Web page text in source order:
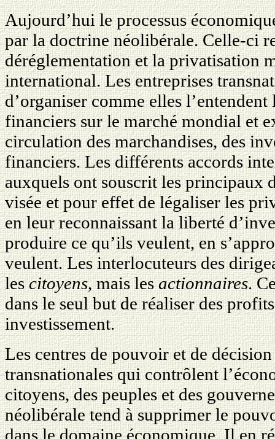
Aujourd’hui le processus
par la doctrine néolibérale. Celle-ci
déréglementation et la privatisation
international. Les entreprises
d’organiser comme elles
financiers sur le marché mondial et
circulation des marchandises, des
financiers. Les différents accords
auxquels ont souscrit les principaux
visée et pour effet de légaliser les
en leur reconnaissant la liberté
produire ce qu’ils veulent, en
veulent. Les interlocuteurs des
lescitoyens, mais lesactionnaires.
dans le seul but de réaliser des
investissement.
Les centres de pouvoir et de
transnationales qui contrôlent
citoyens, des peuples et des
néolibérale tend à supprimer le
dans le domaine économique. Il en